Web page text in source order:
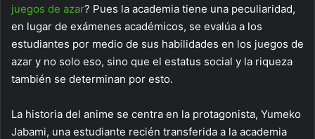
juegos de azar? Pues la academia tiene una peculiaridad,
en lugar de exámenes académicos, se evalúa a los
estudiantes por medio de sus habilidades en los juegos de
azar y no solo eso, sino que el estatus social y la riqueza
también se determinan por esto.
La historia del anime se centra en la protagonista, Yumeko
Jabami, una estudiante recién transferida a la academia